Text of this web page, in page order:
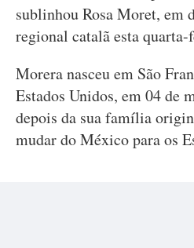
sublinhou Rosa Moret, em
regional catalã esta quarta-
Morera nasceu em São
Estados Unidos, em 04 de
depois da sua família
mudar do México para os